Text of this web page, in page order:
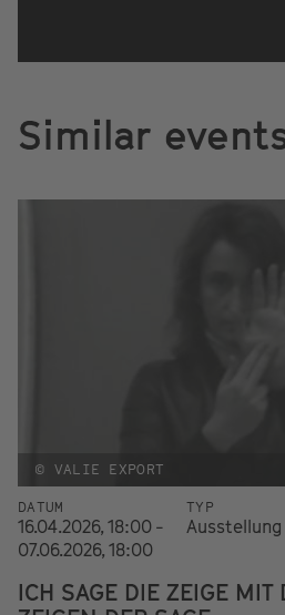
Similar
© VALIE EXPORT
DATUM
16.04.2026, 18:00 -
07.06.2026, 18:00
TYP
Ausstellung
ICH SAGE DIE ZEIGE